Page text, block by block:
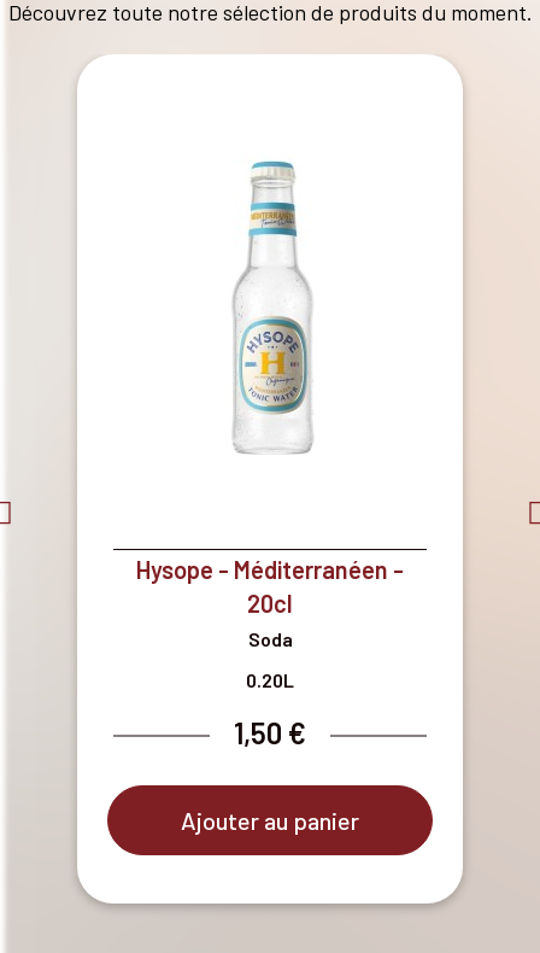
Découvrez toute notre sélection de produits du moment.
Hysope - Méditerranéen -
20cl
Soda
0.20L
1,50 €
Ajouter au panier